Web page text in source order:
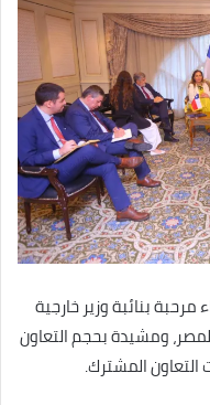
بنائبة وزير خارجية
ومشيدة بحجم التعاون
المشترك.